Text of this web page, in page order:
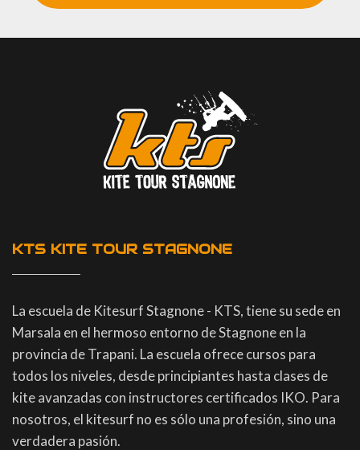
KTS KITE TOUR STAGNONE
La escuela de Kitesurf Stagnone - KTS, tiene su sede en
Marsala en el hermoso entorno de Stagnone en la
provincia de Trapani. La escuela ofrece cursos para
todos los niveles, desde principiantes hasta clases de
kite avanzadas con instructores certificados IKO. Para
nosotros, el kitesurf no es sólo una profesión, sino una
verdadera pasión.